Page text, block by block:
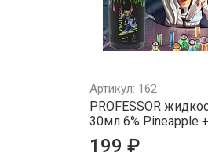
Артикул: 162
PROFESSOR
30мл 6% Pineapple
199 ₽